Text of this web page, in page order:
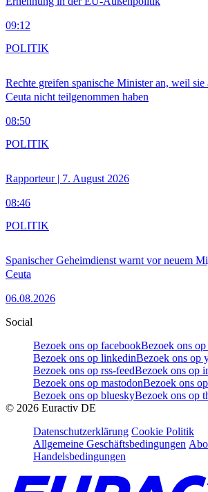
09:12
Rechte greifen spanische Minister an, weil
Ceuta nicht teilgenommen haben
08:50
POLITIK
Rapporteur | 7. August 2026
08:46
POLITIK
Spanischer Geheimdienst warnt vor neuem
Ceuta
06.08.2026
POLITIK
Social
Bezoek ons op facebookBezoek ons
Bezoek ons op linkedinBezoek ons op
Bezoek ons op rss-feedBezoek ons op
Bezoek ons op mastodonBezoek ons
Bezoek ons op blueskyBezoek ons op
© 2026 Euractiv DE
Datenschutzerklärung Cookie Politik
Allgemeine Geschäftsbedingungen
Handelsbedingungen